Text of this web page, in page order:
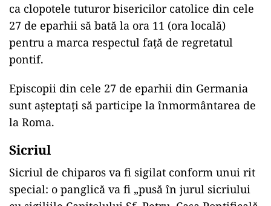
ca clopotele tuturor bisericilor catolice din cele
27 de eparhii să bată la ora 11 (ora locală)
pentru a marca respectul față de regretatul
pontif.
Episcopii din cele 27 de eparhii din Germania
sunt așteptați să participe la înmormântarea de
la Roma.
Sicriul
Sicriul de chiparos va fi sigilat conform unui rit
special: o panglică va fi „pusă în jurul sicriului